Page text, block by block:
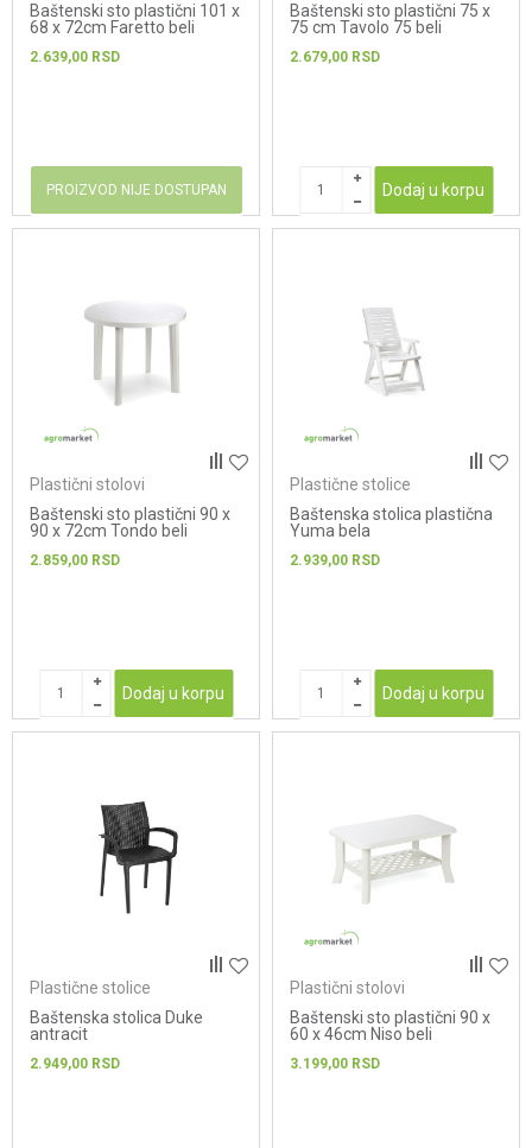
Baštenski sto plastični 101 x
68 x 72cm Faretto beli
2.639,00 RSD
PROIZVOD NIJE DOSTUPAN
Baštenski sto plastični 75 x
75 cm Tavolo 75 beli
2.679,00 RSD
Dodaj u korpu
Plastični stolovi
Baštenski sto plastični 90 x
90 x 72cm Tondo beli
2.859,00 RSD
Dodaj u korpu
Plastične stolice
Baštenska stolica plastična
Yuma bela
2.939,00 RSD
Dodaj u korpu
Plastične stolice
Baštenska stolica Duke
antracit
2.949,00 RSD
Plastični stolovi
Baštenski sto plastični 90 x
60 x 46cm Niso beli
3.199,00 RSD